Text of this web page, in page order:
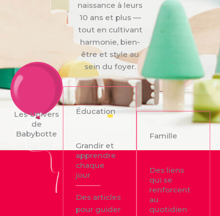
naissance à leurs
10 ans et plus —
tout en cultivant
harmonie, bien-
être et style au
sein du foyer.
Les Univers
de
Babybotte
Éducation
Grandir et
apprendre
chaque
jour
Des articles
pour guider
Famille
Des liens
qui se
renforcent
au
quotidien